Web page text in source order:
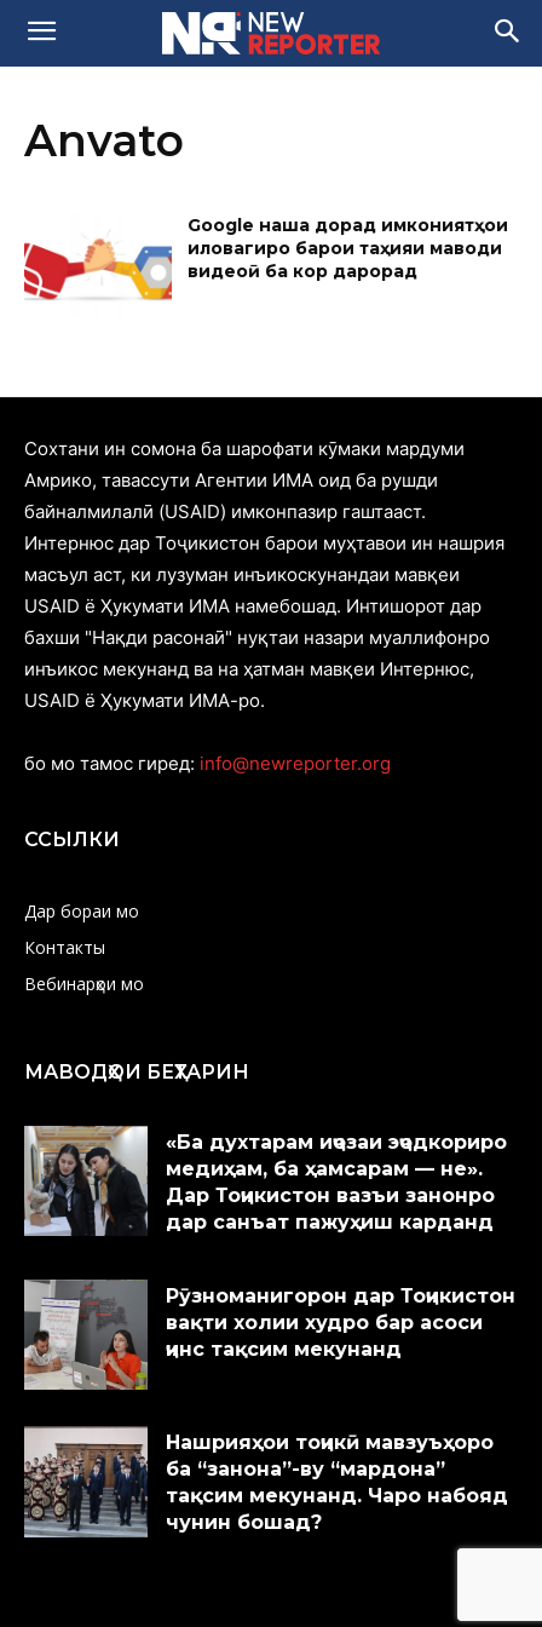
Anvato
Google нақша дорад имкониятҳои
иловагиро барои таҳияи маводи
видеоӣ ба кор дарорад
Cохтани ин сомона ба шарофати кӯмаки мардуми
Амрико, тавассути Агентии ИМА оид ба рушди
байналмилалӣ (USAID) имконпазир гаштааст.
Интернюс дар Тоҷикистон барои муҳтавои ин нашрия
масъул аст, ки лузуман инъикоскунандаи мавқеи
USAID ё Ҳукумати ИМА намебошад. Интишорот дар
бахши "Нақди расонаӣ" нуқтаи назари муаллифонро
инъикос мекунанд ва на ҳатман мавқеи Интернюс,
USAID ё Ҳукумати ИМА-ро.
бо мо тамос гиред: info@newreporter.org
ССЫЛКИ
Дар бораи мо
Контакты
Вебинарҳои мо
МАВОДҲОИ БЕҲТАРИН
«Ба духтарам иҷозаи эҷодкориро
медиҳам, ба ҳамсарам — не».
Дар Тоҷикистон вазъи занонро
дар санъат пажуҳиш карданд
Рӯзноманигорон дар Тоҷикистон
вақти холии худро бар асоси
ҷинс тақсим мекунанд
Нашрияҳои тоҷикӣ мавзуъҳоро
ба “занона”-ву “мардона”
тақсим мекунанд. Чаро набояд
чунин бошад?